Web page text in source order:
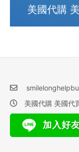
美國代購
美國代購 美國代
加入好